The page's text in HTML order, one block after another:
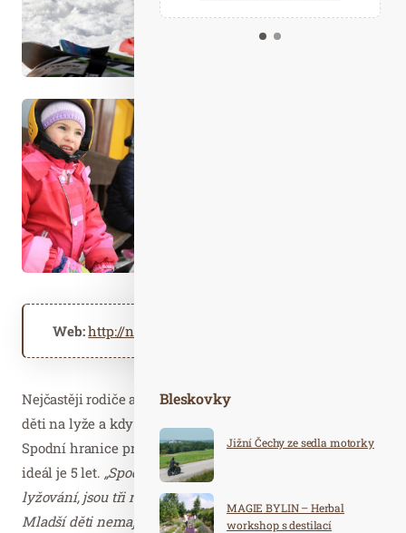
Kalendář událostí
Odebírejte náš newsletter
Web:http://nebespan.cz
Nejčastěji rodiče asi řeší, od jakého věku je vhodné stavět
děti na lyže a kdy začít s prvními lekcemi na sněhu.
Spodní hranice pro výuku je podle odborníků 3 roky,
ideál je 5 let. „Spodní hranice, kdy začít s výukou
lyžování, jsou tři roky, ale i to je velmi individuální.
Mladší děti nemají dostatečnou pohybovou koordinaci a
Bleskovky
Jižní Čechy ze sedla motorky
MAGIE BYLIN – Herbal
workshop s destilací